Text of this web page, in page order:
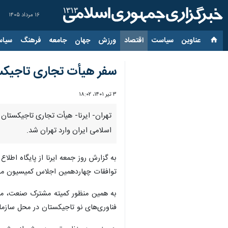
۱۶ مرداد ۱۴۰۵
عناوین‌ سیاست اقتصاد ورزش جهان جامعه فرهنگ
سفر هیأت تجاری
۳ تیر ۱۴۰۱، ۱۸:۰۲